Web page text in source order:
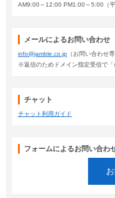
AM9:00～12:00 PM1:00～5:00（平
メールによるお問い合わせ
info@jamble.co.jp （お問い合わせ専
※返信のためドメイン指定受信で「
チャット
チャット利用ガイド
フォームによるお問い合わ